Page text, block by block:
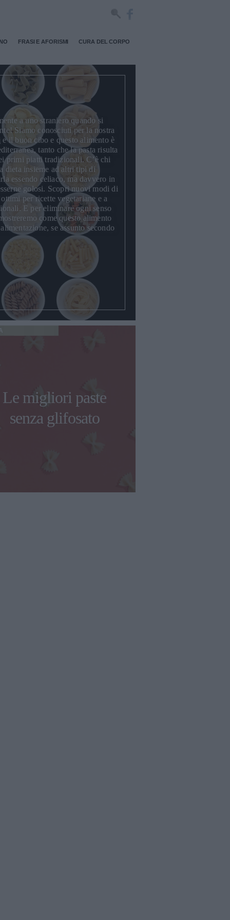
FRASI E AFORISMI CURA DEL CORPO
a uno straniero quando si
Siamo conosciuti per la nostra
e il buon cibo e questo alimento è
tanto che la pasta risulta
primi piattitradizionali. C’è chi
dieta insieme ad altri tipi di
essendo celiaco, ma davvero in
golosi. Scopri nuovi modi di
ottimi perricette vegetariane e a
E per eliminare ogni senso
come questo alimento
, se assunto secondo
Le migliori paste
senza glifosato